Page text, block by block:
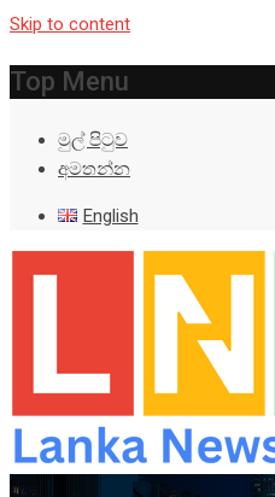
Skip to content
Top Menu
මුල් පිටුව
අමතන්න
English